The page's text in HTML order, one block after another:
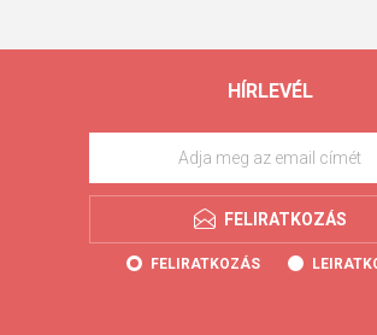
HÍRLEVÉL
FELIRATKOZÁS
FELIRATKOZÁS